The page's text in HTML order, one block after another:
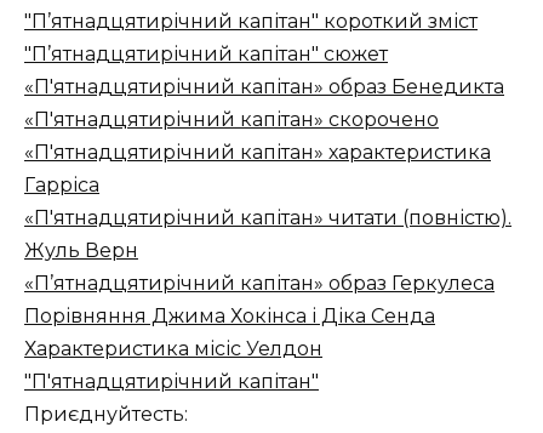
"П’ятнадцятирічний капітан" короткий зміст
"П’ятнадцятирічний капітан" сюжет
«П'ятнадцятирічний капітан» образ Бенедикта
«П'ятнадцятирічний капітан» скорочено
«П'ятнадцятирічний капітан» характеристика
Гарріса
«П'ятнадцятирічний капітан» читати (повністю).
Жуль Верн
«П’ятнадцятирічний капітан» образ Геркулеса
Порівняння Джима Хокінса і Діка Сенда
Характеристика місіс Уелдон
"П'ятнадцятирічний капітан"
Приєднуйтесть: